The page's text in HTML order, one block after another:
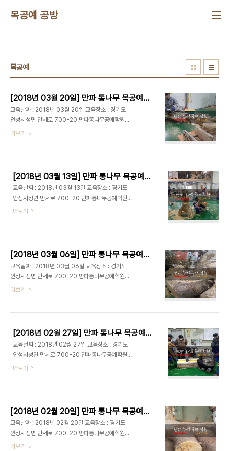
목공예 공방
목공예
[2018년 03월 20일] 만파 통나무 목공예학원 ; 목공사포,초경에그리커터,텅스텐카바이드,목공조각기,그라인더날,안전그라인더,목공그라인더
교육날짜 : 2018년 03월 20일 교육장소 : 경기도
안성시성면 만세로 700-20 만파통나무공예학원
매주 화요일 AM 9:00 - PM 16:30동안 다양한 목
www.manpa21.com 유튜브 강의 :
https://www.youtube.com/channel/UCpkKpsrHtmI8OnHbYKEV7uw
블로그 :
http://blog.naver.com/qkrruddlf88/220310504280
밴드 : http://band.us/#!/band/60647984 #
구 #목공 #목공DIY #조각 #목공체험..
더보기
[2018년 03월 13일] 만파 통나무 목공예학원 ; 목공예, 목공예 배우기, 목공예 공구, 목공구, 목공공구, 목공기계, 목공조각기, 조각그라인더, 목공DIY, 목공예 강좌, 목공예 공방, 목공방, 목선반칼..
교육날짜 : 2018년 03월 13일 교육장소 : 경기도
안성시성면 만세로 700-20 만파통나무공예학원
매주 화요일 AM 9:00 - PM 16:30동안 다양한 목
www.manpa21.com 유튜브 강의 :
https://www.youtube.com/channel/UCpkKpsrHtmI8OnHbYKEV7uw
블로그 :
http://blog.naver.com/qkrruddlf88/220310504280
밴드 : http://band.us/#!/band/60647984 #
구 #목공 #목공DIY #조각 #목공체험..
더보기
[2018년 03월 06일] 만파 통나무 목공예학원 ; 원목홈파기공구,목공예공방, 목공예기계, 목공사포,목공끌, 목공조각기,목공예배우기 안성, 대구목공예배우기
교육날짜 : 2018년 03월 06일 교육장소 : 경기도
안성시성면 만세로 700-20 만파통나무공예학원
매주 화요일 AM 9:00 - PM 16:30동안 다양한 목
www.manpa21.com 유튜브 강의 :
https://www.youtube.com/channel/UCpkKpsrHtmI8OnHbYKEV7uw
블로그 :
http://blog.naver.com/qkrruddlf88/220310504280
밴드 : http://band.us/#!/band/60647984 #
구 #목공 #목공DIY #조각 #목공체험..
더보기
[2018년 02월 27일] 만파 통나무 목공예학원 ; 느티나무,참죽나무,가죽나무,아카시아나무 - 다양한 목재를 이용한 목공예 공방 배우기 - 나무조각공구,통나무커터,홈파기공구,초경홀스커터,조각..
교육날짜 : 2018년 02월 27일 교육장소 : 경기도
안성시성면 만세로 700-20 만파통나무공예학원
매주 화요일 AM 9:00 - PM 16:30동안 다양한 목
www.manpa21.com 유튜브 강의 :
https://www.youtube.com/channel/UCpkKpsrHtmI8OnHbYKEV7uw
블로그 :
http://blog.naver.com/qkrruddlf88/220310504280
밴드 : http://band.us/#!/band/60647984 #
더보기
[2018년 02월 20일] 만파 통나무 목공예학원 ; 목공예학원/목공예공방/경기목공방/목공조각/목공예공구/목공용공구
교육날짜 : 2018년 02월 20일 교육장소 : 경기도
안성시성면 만세로 700-20 만파통나무공예학원
매주 화요일 AM 9:00 - PM 16:30동안 다양한 목
더보기